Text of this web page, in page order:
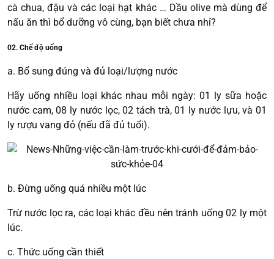
cà chua, đậu và các loại hạt khác … Dầu olive mà dùng để
nấu ăn thì bổ dưỡng vô cùng, bạn biết chưa nhỉ?
02. Chế độ uống
a. Bổ sung đúng và đủ loại/lượng nước
Hãy uống nhiều loại khác nhau mỗi ngày: 01 ly sữa hoặc
nước cam, 08 ly nước lọc, 02 tách trà, 01 ly nước lựu, và 01
ly rượu vang đỏ (nếu đã đủ tuổi).
b. Đừng uống quá nhiều một lúc
Trừ nước lọc ra, các loại khác đều nên tránh uống 02 ly một
lúc.
c. Thức uống cần thiết